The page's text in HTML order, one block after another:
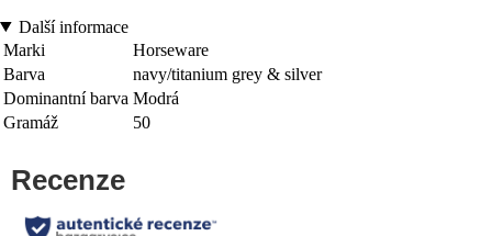
Další informace
Marki
Horseware
Barva
navy/titanium grey & silver
Dominantní barva Modrá
Gramáž
50